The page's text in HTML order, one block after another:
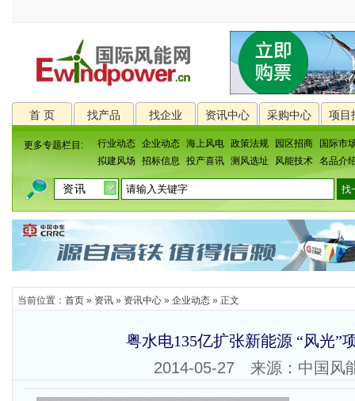
首 页 找产品 找企业 资讯中心 采购中心 项目
更多专题栏目: 行业动态 企业动态 海上风电 政策法规 园区招商
国际市
拟建风场
招标信息 投产喜讯 测风选址 风能技术 名品介
当前位置： 首页 » 资讯 » 资讯中心 » 企业动态 » 正文
粤水电135亿扩张新能源 “风光”
2014-05-27 来源：中国风